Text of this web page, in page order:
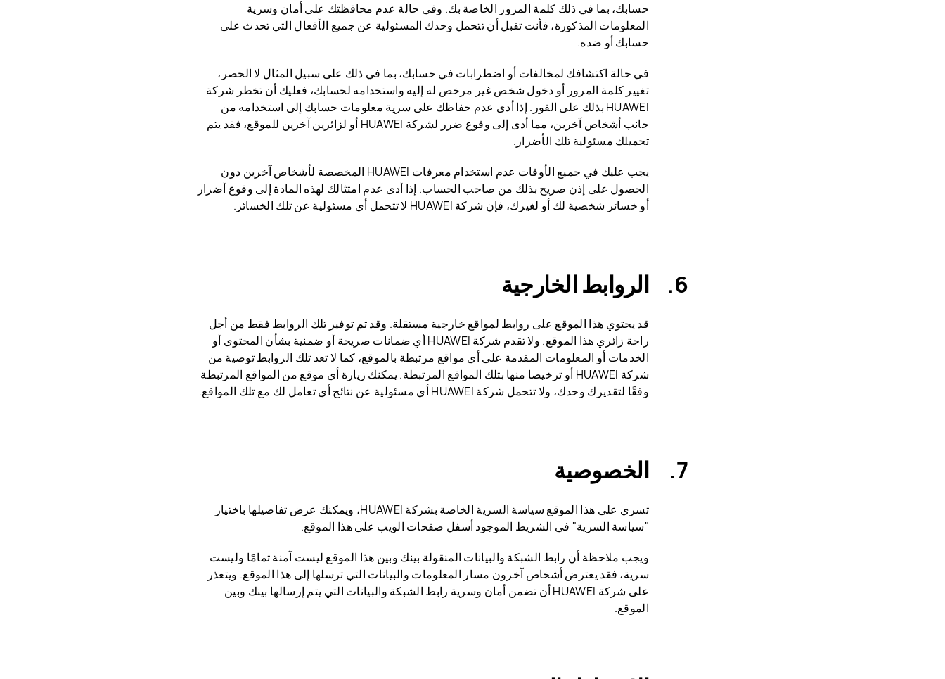
حسابك، بما في ذلك كلمة المرور الخاصة بك. وفي حالة عدم محافظتك على أمان وسرية
المعلومات المذكورة، فأنت تقبل أن تتحمل وحدك المسئولية عن جميع الأفعال التي تحدث على
حسابك أو ضده.
في حالة اكتشافك لمخالفات أو اضطرابات في حسابك، بما في ذلك على سبيل المثال لا الحصر،
تغيير كلمة المرور أو دخول شخص غير مرخص له إليه واستخدامه لحسابك، فعليك أن تخطر شركة
HUAWEI بذلك على الفور. إذا أدى عدم حفاظك على سرية معلومات حسابك إلى استخدامه من
جانب أشخاص آخرين، مما أدى إلى وقوع ضرر لشركة HUAWEI أو لزائرين آخرين للموقع، فقد يتم
تحميلك مسئولية تلك الأضرار.
يجب عليك في جميع الأوقات عدم استخدام معرفات HUAWEI المخصصة لأشخاص آخرين دون
الحصول على إذن صريح بذلك من صاحب الحساب. إذا أدى عدم امتثالك لهذه المادة إلى وقوع أضرار
أو خسائر شخصية لك أو لغيرك، فإن شركة HUAWEI لا تتحمل أي مسئولية عن تلك الخسائر.
الروابط الخارجية
قد يحتوي هذا الموقع على روابط لمواقع خارجية مستقلة. وقد تم توفير تلك الروابط فقط من أجل
راحة زائري هذا الموقع. ولا تقدم شركة HUAWEI أي ضمانات صريحة أو ضمنية بشأن المحتوى أو
الخدمات أو المعلومات المقدمة على أي مواقع مرتبطة بالموقع، كما لا تعد تلك الروابط توصية من
شركة HUAWEI أو ترخيصا منها بتلك المواقع المرتبطة. يمكنك زيارة أي موقع من المواقع المرتبطة
وفقًا لتقديرك وحدك، ولا تتحمل شركة HUAWEI أي مسئولية عن نتائج أي تعامل لك مع تلك المواقع.
الخصوصية
تسري على هذا الموقع سياسة السرية الخاصة بشركة HUAWEI، ويمكنك عرض تفاصيلها باختيار
"سياسة السرية" في الشريط الموجود أسفل صفحات الويب على هذا الموقع.
ويجب ملاحظة أن رابط الشبكة والبيانات المنقولة بينك وبين هذا الموقع ليست آمنة تمامًا وليست
سرية، فقد يعترض أشخاص آخرون مسار المعلومات والبيانات التي ترسلها إلى هذا الموقع. ويتعذر
على شركة HUAWEI أن تضمن أمان وسرية رابط الشبكة والبيانات التي يتم إرسالها بينك وبين
الموقع.